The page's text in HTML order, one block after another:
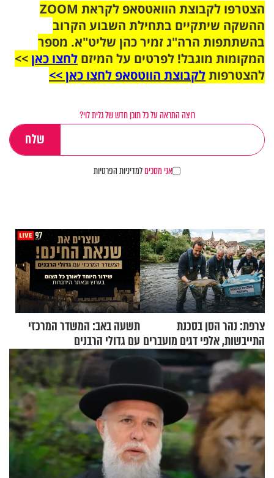
הצטרפו לקבוצת הוואטסאפ לקראת ZOOM
ההשקה שיתקיים בתחילת השבוע הקרוב
בהשתתפות הרה"ג זמיר כהן שליט"א. מספר
המקומות מוגבל! לפרטים על המיזם לחצו כאן>>
להצטרפותלקבוצת הווטסאפ לחצו כאן >>
רוצה התראה על כל תוכן חדש של גלית לוי?
אני מסכיםלמדיניות הפרטיות
צרפת: נהר הסן בסכנת
התייבשות, אלפי דגים מועברים
במבצעי חילוץ
תשעה באב: המשדר המרכזי
עם גדולי הרבנים